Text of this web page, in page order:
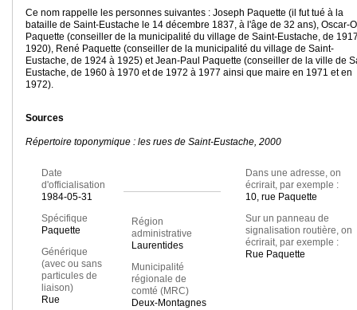
Ce nom rappelle les personnes suivantes : Joseph Paquette (il fut tué à la
bataille de Saint-Eustache le 14 décembre 1837, à l'âge de 32 ans), Oscar-
Paquette (conseiller de la municipalité du village de Saint-Eustache, de
1920), René Paquette (conseiller de la municipalité du village de Saint-
Eustache, de 1924 à 1925) et Jean-Paul Paquette (conseiller de la ville de
Eustache, de 1960 à 1970 et de 1972 à 1977 ainsi que maire en 1971 et en
1972).
Sources
Répertoire toponymique : les rues de Saint-Eustache, 2000
Date
d'officialisation
1984-05-31
Spécifique
Paquette
Générique
(avec ou sans
particules de
liaison)
Rue
Région
administrative
Laurentides
Municipalité
régionale de
comté (MRC)
Deux-Montagnes
Dans une adresse, on
écrirait, par exemple :
10, rue Paquette
Sur un panneau de
signalisation routière, on
écrirait, par exemple :
Rue Paquette